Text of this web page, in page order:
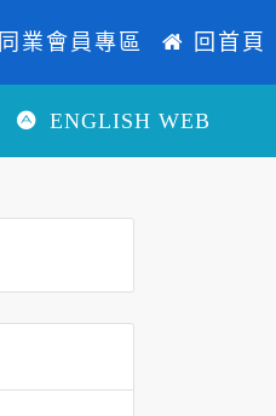
同業會員專區 回首頁
ENGLISH WEB